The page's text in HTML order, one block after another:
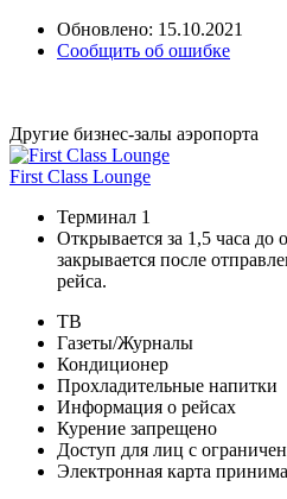
Обновлено: 15.10.2021
Сообщить об ошибке
Другие бизнес-залы аэропорта
First Class Lounge
Терминал 1
Открывается за 1,5 часа до
закрывается после
рейса.
ТВ
Газеты/Журналы
Кондиционер
Прохладительные напитки
Информация о рейсах
Курение запрещено
Доступ для лиц с
Электронная карта